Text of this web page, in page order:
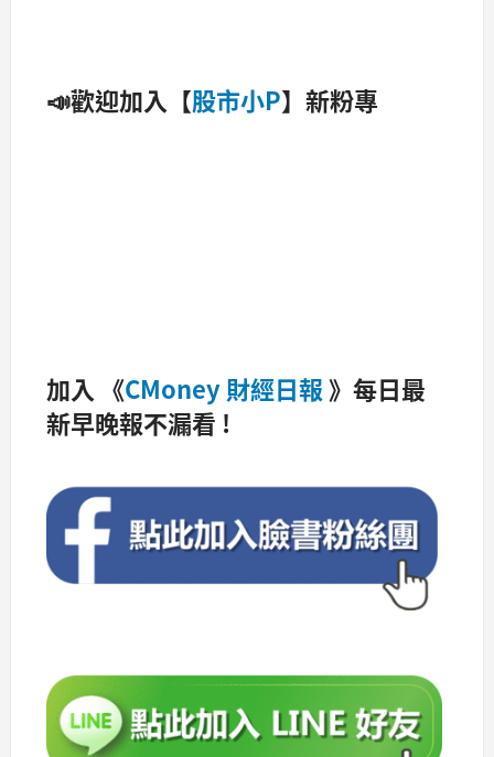
📣歡迎加入【股市小P】新粉專
加入 《CMoney 財經日報》每日最
新早晚報不漏看 !